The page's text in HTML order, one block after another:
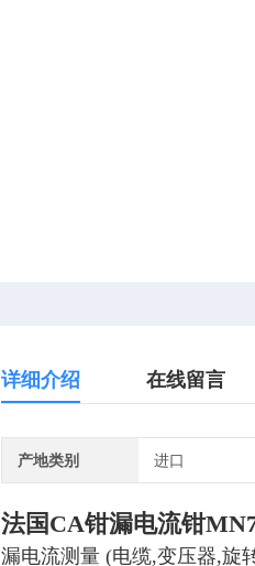
详细介绍 在线留言
产地类别 进口
法国CA钳漏电流钳
漏电流测量 (电缆,变压器,旋